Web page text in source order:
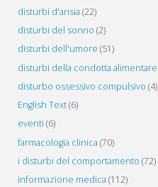
disturbi d'ansia (22)
disturbi del sonno (2)
disturbi dell'umore (51)
disturbi della condotta alimentare
disturbo ossessivo compulsivo (4)
English Text(6)
eventi (6)
farmacologia clinica (70)
i disturbi del comportamento (72)
informazione medica (112)